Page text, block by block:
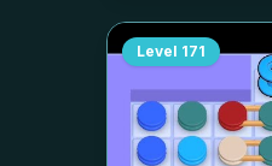
Level 171